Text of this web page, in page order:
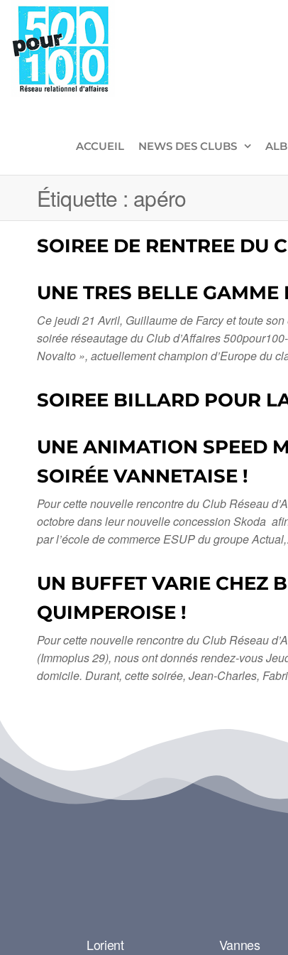
ACCUEIL NEWS DES CLUBS
Étiquette : apéro
SOIREE DE RENTREE DU
UNE TRES BELLE
Ce jeudi 21 Avril, Guillaume de Farcy et toute
soirée réseautage du Club d’Affaires
Novalto », actuellement champion d’Europe du
SOIREE BILLARD POUR
UNE ANIMATION SPEED
SOIRÉE VANNETAISE !
Pour cette nouvelle rencontre du Club Réseau
octobre dans leur nouvelle concession Skoda
par l’école de commerce ESUP du groupe
UN BUFFET VARIE CHEZ
QUIMPEROISE !
Pour cette nouvelle rencontre du Club Réseau
(Immoplus 29), nous ont donnés rendez-vous
domicile. Durant, cette soirée, Jean-Charles,
Lorient Vannes